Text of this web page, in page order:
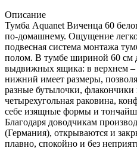
Описание
Тумба Aquanet Виченца 60
по-домашнему. Ощущение
подвесная система монтажа
полом. В тумбе шириной 60 см
выдвижных ящика: в верхнем –
нижний имеет размеры,
разные бутылочки,
четырехугольная раковина,
себе изящные формы и
Благодаря доводчикам
(Германия), открываются и
плавно, спокойно и без